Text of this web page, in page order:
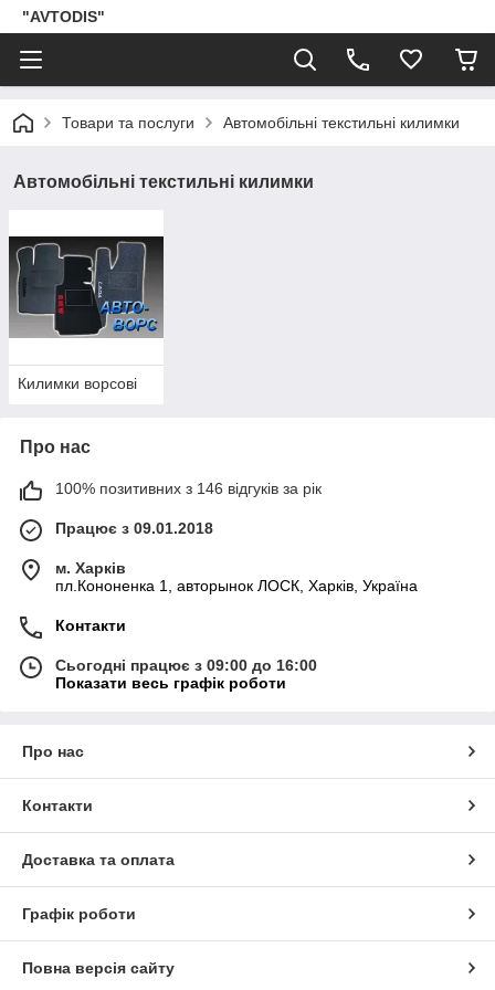
"AVTODIS"
Товари та послуги Автомобільні текстильні килимки
Автомобільні текстильні килимки
Килимки ворсові
Про нас
100% позитивних з 146 відгуків за рік
Працює з 09.01.2018
м. Харків
пл.Кононенка 1, авторынок ЛОСК, Харків, Україна
Контакти
Сьогодні працює з 09:00 до 16:00
Показати весь графік роботи
Про нас
Контакти
Доставка та оплата
Графік роботи
Повна версія сайту